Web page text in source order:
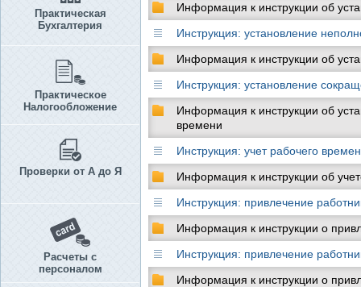
Практическая
Бухгалтерия
Практическое
Налогообложение
Проверки от А до Я
Расчеты с
персоналом
Информация к инструкции об
Инструкция: установление
Информация к инструкции об
Инструкция: установление
Информация к инструкции об
времени
Инструкция: учет рабочего
Информация к инструкции об
Инструкция: привлечение
Информация к инструкции о
Инструкция: привлечение
Информация к инструкции о